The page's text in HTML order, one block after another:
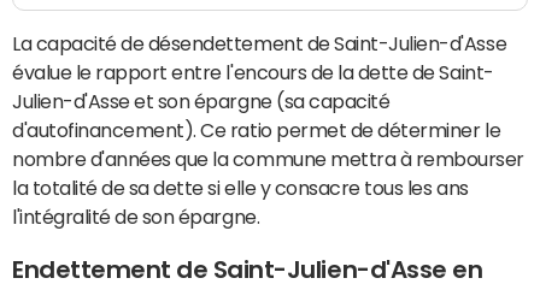
La capacité de désendettement de Saint-Julien-d'Asse
évalue le rapport entre l'encours de la dette de Saint-
Julien-d'Asse et son épargne (sa capacité
d'autofinancement). Ce ratio permet de déterminer le
nombre d'années que la commune mettra à rembourser
la totalité de sa dette si elle y consacre tous les ans
l'intégralité de son épargne.
Endettement de Saint-Julien-d'Asse en